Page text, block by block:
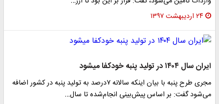
۲۴ اردیبهشت ۱۳۹۷
ایران سال ۱۴۰۴ در تولید پنبه خودکفا می‎شود
مجری طرح پنبه با بیان اینکه سالانه ۷درصد به تولید پنبه در کشور اضافه
می‌شود گفت: بر اساس پیش‌بینی انجام‌شده تا سال…